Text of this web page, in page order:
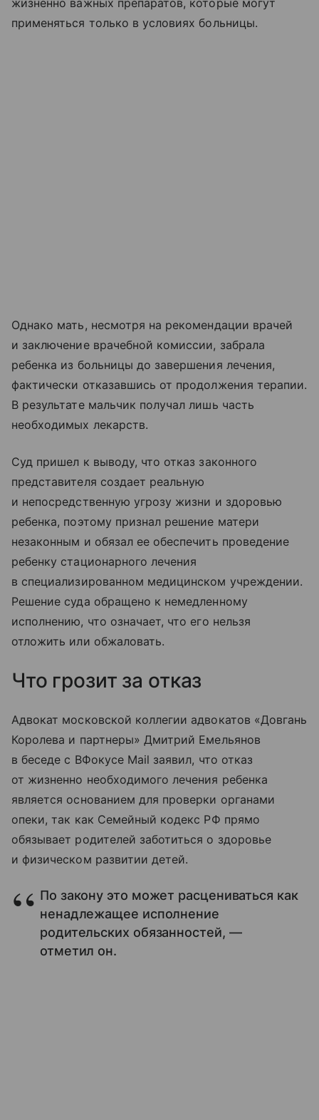
жизненно важных препаратов, которые могут
применяться только в условиях больницы.
Однако мать, несмотря на рекомендации врачей
и заключение врачебной комиссии, забрала
ребенка из больницы до завершения лечения,
фактически отказавшись от продолжения терапии.
В результате мальчик получал лишь часть
необходимых лекарств.
Суд пришел к выводу, что отказ законного
представителя создает реальную
и непосредственную угрозу жизни и здоровью
ребенка, поэтому признал решение матери
незаконным и обязал ее обеспечить проведение
ребенку стационарного лечения
в специализированном медицинском учреждении.
Решение суда обращено к немедленному
исполнению, что означает, что его нельзя
отложить или обжаловать.
Что грозит за отказ
Адвокат московской коллегии адвокатов «Довгань
Королева и партнеры» Дмитрий Емельянов
в беседе с ВФокусе Mail заявил, что отказ
от жизненно необходимого лечения ребенка
является основанием для проверки органами
опеки, так как Семейный кодекс РФ прямо
обязывает родителей заботиться о здоровье
и физическом развитии детей.
По закону это может расцениваться как
ненадлежащее исполнение
родительских обязанностей, —
отметил он.